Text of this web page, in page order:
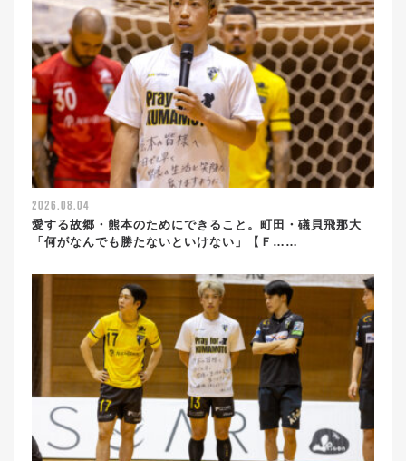
2026.08.04
愛する故郷・熊本のためにできること。町田・礒貝飛那大
「何がなんでも勝たないといけない」【Ｆ……